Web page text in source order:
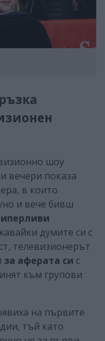
шоу
вечери показа
в които
и вече бивш
думите си с
телевизионерът
за аферата си с
към групови
на първите
тъй като